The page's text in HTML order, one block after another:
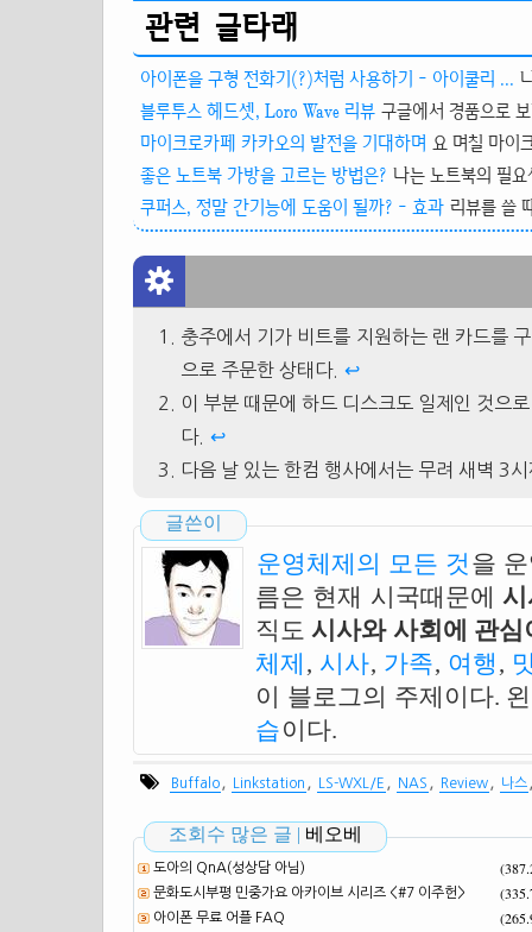
관련 글타래
아이폰을 구형 전화기(?)처럼 사용하기 - 아이쿨리 ...
블루투스 헤드셋, Loro Wave 리뷰 구글에서 경품으로
마이크로카페 카카오의 발전을 기대하며 요 며칠 마이
좋은 노트북 가방을 고르는 방법은? 나는 노트북의 필
쿠퍼스, 정말 간기능에 도움이 될까? - 효과 리뷰를 쓸
충주에서 기가 비트를 지원하는 랜 카드를
으로 주문한 상태다. ↩
이 부분 때문에 하드 디스크도 일제인 것으
다. ↩
다음 날 있는 한컴 행사에서는 무려 새벽 3
글쓴이
운영체제의 모든 것 을
름은 현재 시국때문에
직도 시사와 사회에 관
체제 , 시사, 가족, 여행 ,
이 블로그의 주제이다.
습이다.
Buffalo Linkstation LS-WXL/E NAS Review 나스
조회수 많은 글 | 베오베
도아의 QnA(성상담 아님)
문화도시부평 민중가요 아카이브 시리즈 <#7 이주헌>
아이폰 무료 어플 FAQ